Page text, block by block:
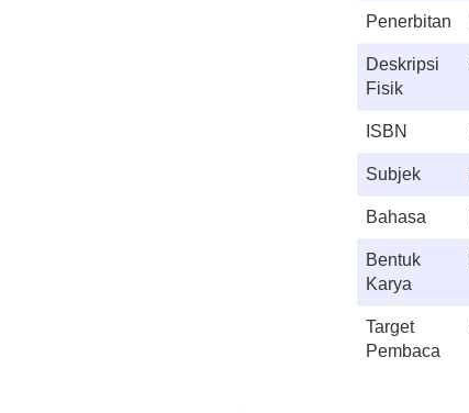
Penerbitan
Deskripsi
Fisik
ISBN
Subjek
Bahasa
Bentuk
Karya
Target
Pembaca